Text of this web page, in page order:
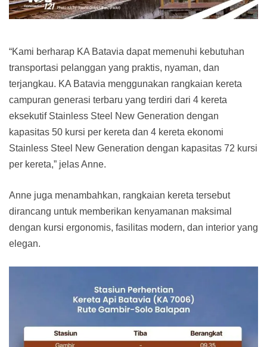
“Kami berharap KA Batavia dapat memenuhi kebutuhan
transportasi pelanggan yang praktis, nyaman, dan
terjangkau. KA Batavia menggunakan rangkaian kereta
campuran generasi terbaru yang terdiri dari 4 kereta
eksekutif Stainless Steel New Generation dengan
kapasitas 50 kursi per kereta dan 4 kereta ekonomi
Stainless Steel New Generation dengan kapasitas 72 kursi
per kereta,” jelas Anne.
Anne juga menambahkan, rangkaian kereta tersebut
dirancang untuk memberikan kenyamanan maksimal
dengan kursi ergonomis, fasilitas modern, dan interior yang
elegan.